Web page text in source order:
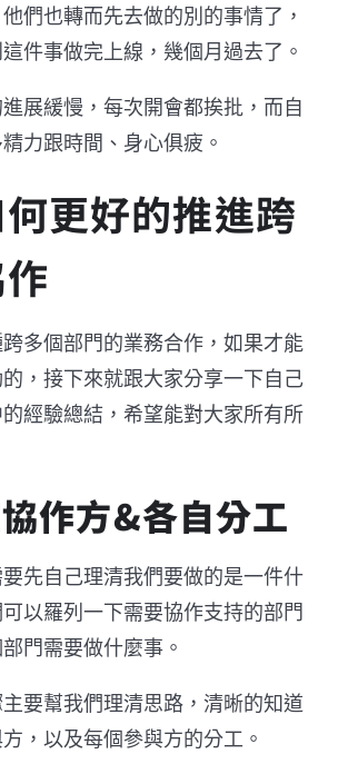
們也轉而先去做的別的事情了，
件事做完上線，幾個月過去了。
展緩慢，每次開會都挨批，而自
力跟時間、身心俱疲。
更好的推進跨
多個部門的業務合作，如果才能
，接下來就跟大家分享一下自己
經驗總結，希望能對大家所有所
作方&各自分工
先自己理清我們要做的是一件什
以羅列一下需要協作支持的部門
門需要做什麼事。
要幫我們理清思路，清晰的知道
，以及每個參與方的分工。